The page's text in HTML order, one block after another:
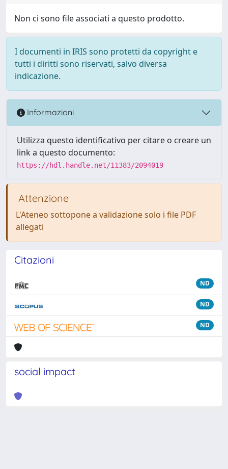
Non ci sono file associati a questo prodotto.
I documenti in IRIS sono protetti da copyright e
tutti i diritti sono riservati, salvo diversa
indicazione.
Informazioni
Utilizza questo identificativo per citare o creare un
link a questo documento:
https://hdl.handle.net/11383/2094019
Attenzione
L'Ateneo sottopone a validazione solo i file PDF
allegati
Citazioni
ND
ND
ND
social impact